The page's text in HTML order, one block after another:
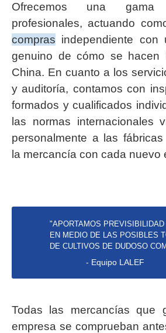
Ofrecemos una
profesionales, actuando
compras independiente con
genuino de cómo se hacen
China. En cuanto a los
y auditoría, contamos con
formados y cualificados
las normas internacionales
personalmente a las
la mercancía con cada nuevo
"APORTAMOS
EN MEDIO DE LAS POSIBLES
DE CULTIVOS DE DUDOSO
- Equipo LALEF
Todas las mercancías que
empresa se comprueban